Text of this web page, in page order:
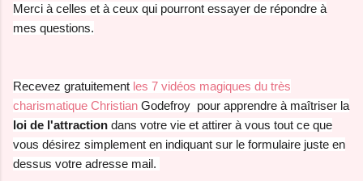
Merci à celles et à ceux qui pourront essayer de répondre à
mes questions.
Recevez gratuitement les 7 vidéos magiques du très
charismatique Christian Godefroy pour apprendre à maîtriser la
loi de l'attraction dans votre vie et attirer à vous tout ce que
vous désirez simplement en indiquant sur le formulaire juste en
dessus votre adresse mail.